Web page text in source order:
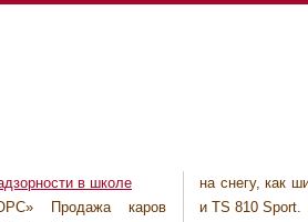
в школе
Продажа каров
на снегу, как
и TS 810 Sport.